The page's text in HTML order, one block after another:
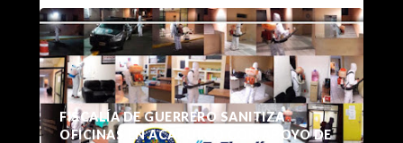
FISCALÍA DE GUERRERO SANITIZA
OFICINAS EN ACAPULCO CON APOYO DE